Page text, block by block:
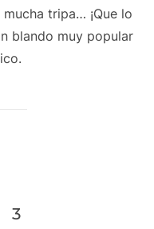
tripa… ¡Que lo
blando muy popular
3